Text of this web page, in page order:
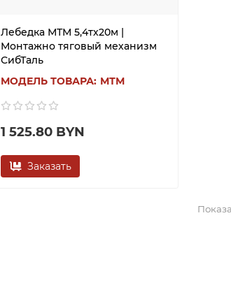
Лебедка МТМ 5,4тх20м |
Монтажно тяговый механизм
СибТаль
МТМ
1 525.80 BYN
Заказать